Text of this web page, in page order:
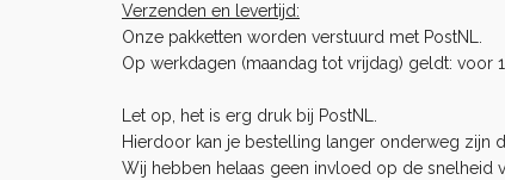
Verzenden en levertijd:
Onze pakketten worden verstuurd met PostNL.
Op werkdagen (maandag tot vrijdag) geldt: voor
Let op, het is erg druk bij PostNL.
Hierdoor kan je bestelling langer onderweg zijn
Wij hebben helaas geen invloed op de snelheid